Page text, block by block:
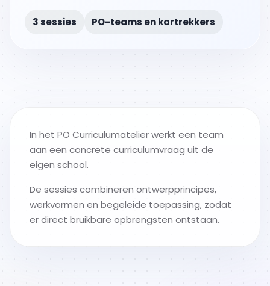
3 sessies PO-teams en kartrekkers
In het PO Curriculumatelier werkt een team
aan een concrete curriculumvraag uit de
eigen school.
De sessies combineren ontwerpprincipes,
werkvormen en begeleide toepassing, zodat
er direct bruikbare opbrengsten ontstaan.